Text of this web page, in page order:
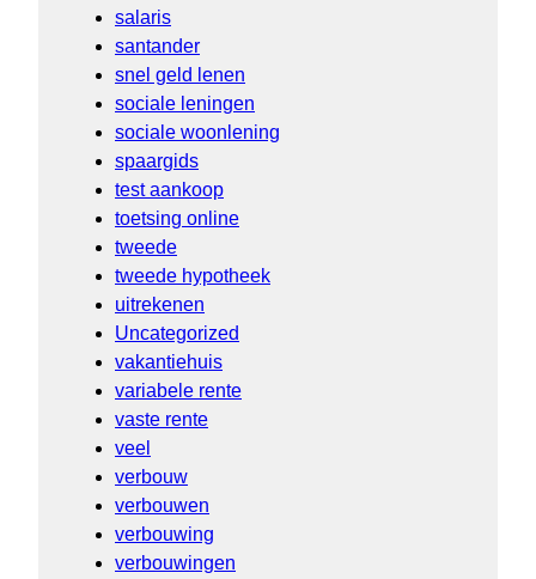
salaris
santander
snel geld lenen
sociale leningen
sociale woonlening
spaargids
test aankoop
toetsing online
tweede
tweede hypotheek
uitrekenen
Uncategorized
vakantiehuis
variabele rente
vaste rente
veel
verbouw
verbouwen
verbouwing
verbouwingen